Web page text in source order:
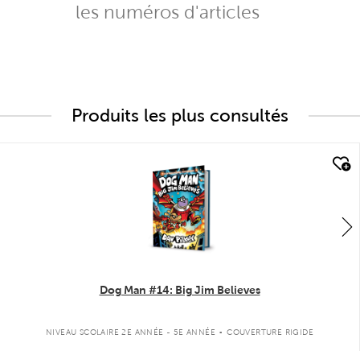
les numéros d'articles
Produits les plus consultés
Dog Man #14: Big Jim Believes
NIVEAU SCOLAIRE 2E ANNÉE - 5E ANNÉE . COUVERTURE RIGIDE